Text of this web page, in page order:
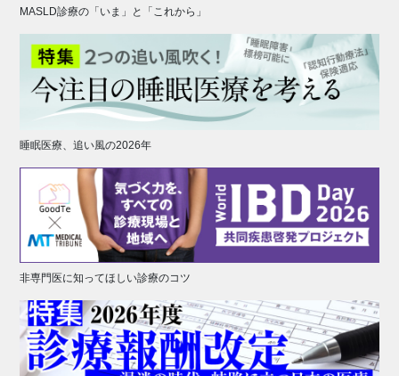
MASLD診療の「いま」と「これから」
睡眠医療、追い風の2026年
非専門医に知ってほしい診療のコツ